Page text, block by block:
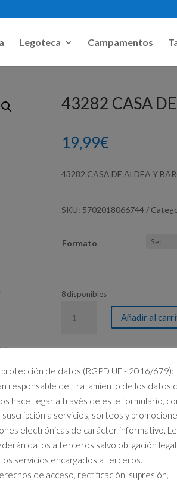
Legoteca Campamentos
43282 CASA
19,99€
43282 CASA DE ALDEA Y
SKU: 5702018066744
Formato
8 disponibles
CASA
ALDEA
BARCO
cantidad
Añadir al
de datos (RGPD UE - 2016/679):
responsable del tratamiento de los datos
hace llegar a través de este formulario,
a servicios, sorteos y
electrónicas de carácter informativo. Le
datos a terceros salvo obligación
servicios encargados a terceros.
de acceso, rectificación, supresión,